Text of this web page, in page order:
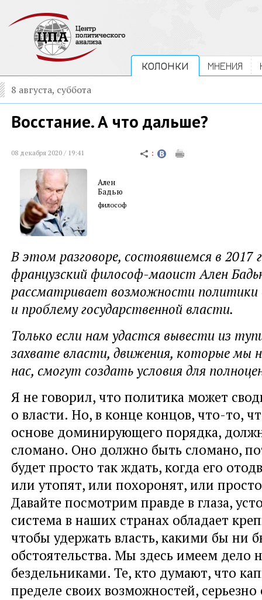
КОЛОНКИ МНЕНИЯ
8 августа, суббота
Восстание. А что дальше?
08 декабря 2020 / 19:41
Ален
Бадью
философ
В этом разговоре, состоявшемся в 2017
французский философ-маоист Ален
рассматривает возможности политики
и проблему государственной власти.
Только если нам удастся вывести из
захвате власти, движения, которые мы
нас, смогут создать условия для
Я не говорил, что политика может
о власти. Но, в конце концов, что-то,
основе доминирующего порядка,
сломано. Оно должно быть сломано,
будет просто так ждать, когда его
или утопят, или похоронят, или
Давайте посмотрим правде в глаза,
система в наших странах обладает
чтобы удержать власть, какими бы ни
обстоятельства. Мы здесь имеем дело
бездельниками. Те, кто думают, что
пределе своих возможностей,